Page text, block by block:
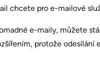
chcete pro e-mailové
e-maily, můžete
protože